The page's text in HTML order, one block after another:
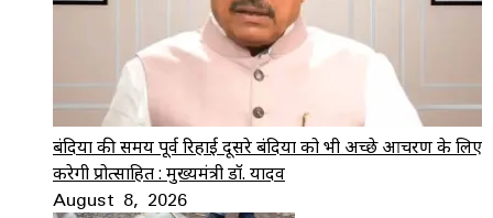
बंदियों की समय पूर्व रिहाई दूसरे बंदियों को भी अच्छे आचरण के लिए
करेगी प्रोत्साहित : मुख्यमंत्री डॉ. यादव
August 8, 2026